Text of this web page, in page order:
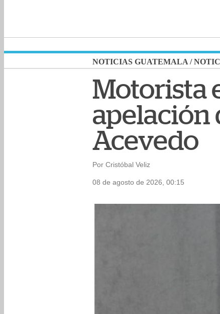
NOTICIAS GUATEMALA /
Motorista
apelación
Acevedo
Por Cristóbal Veliz
08 de agosto de 2026, 00:15